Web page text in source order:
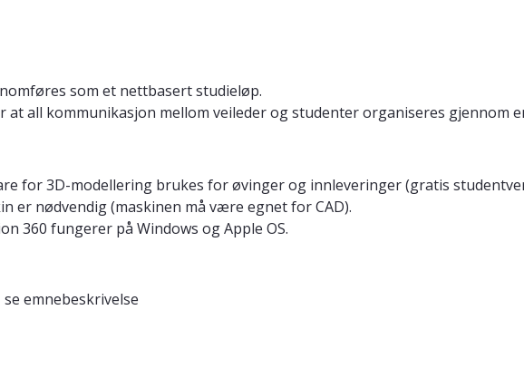
som et nettbasert studieløp.
all kommunikasjon mellom veileder og studenter organiseres gjennom
for 3D-modellering brukes for øvinger og innleveringer (gratis
er nødvendig (maskinen må være egnet for CAD).
360 fungerer på Windows og Apple OS.
emnebeskrivelse